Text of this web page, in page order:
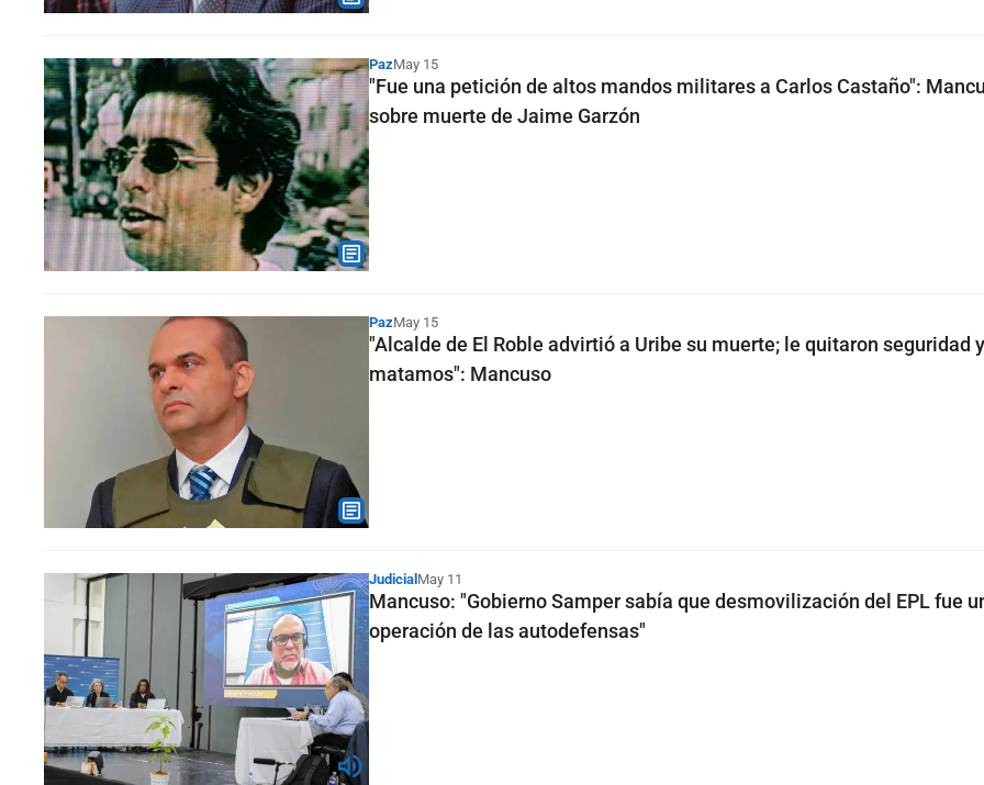
PazMay 15
"Fue una petición de altos mandos militares a Carlos Castaño":
sobre muerte de Jaime Garzón
PazMay 15
"Alcalde de El Roble advirtió a Uribe su muerte; le quitaron seguridad
matamos": Mancuso
Judicial May 11
Mancuso: "Gobierno Samper sabía que desmovilización del EPL fue
operación de las autodefensas"